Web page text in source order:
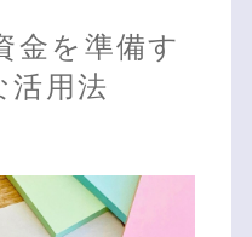
金を準備す
活用法